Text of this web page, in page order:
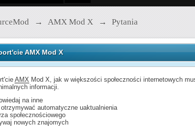
→ AMX Mod X → Pytania
AMX Mod X
AMX Mod X, jak w większości społeczności internetowych
informacji.
na inne
automatyczne uaktualnienia
społecznościowego
nowych znajomych